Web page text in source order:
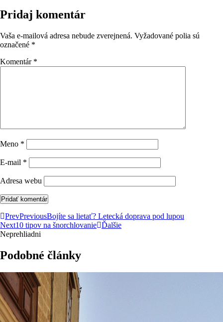
Pridaj komentár
Vaša e-mailová adresa nebude zverejnená. Vyžadované polia sú
označené *
Komentár *
Meno *
E-mail *
Adresa webu
PrevPreviousBojíte sa lietať? Letecká doprava pod lupou
Next10 tipov na šnorchlovanie Ďalšie
Neprehliadni
Podobné články